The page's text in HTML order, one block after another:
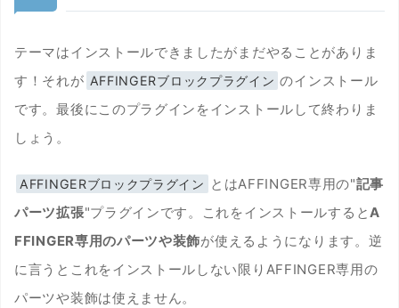
テーマはインストールできましたがまだやることがありま
す！それが AFFINGERブロックプラグイン のインストール
です。最後にこのプラグインをインストールして終わりま
しょう。
AFFINGERブロックプラグイン とはAFFINGER専用の"記事
パーツ拡張"プラグインです。これをインストールするとA
FFINGER専用のパーツや装飾が使えるようになります。逆
に言うとこれをインストールしない限りAFFINGER専用の
パーツや装飾は使えません。